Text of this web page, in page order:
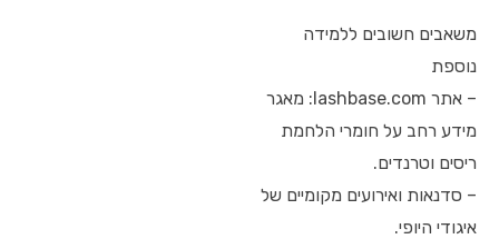
משאבים חשובים ללמידה
נוספת
– אתר lashbase.com: מאגר
מידע רחב על חומרי הלחמת
ריסים וטרנדים.
– סדנאות ואירועים מקומיים של
איגודי היופי.